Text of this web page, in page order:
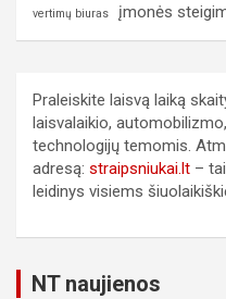
vertimų biuras įmonės
Praleiskite laisvą laiką
laisvalaikio,
technologijų temomis.
adresą: straipsniukai.lt –
leidinys visiems
NT naujienos